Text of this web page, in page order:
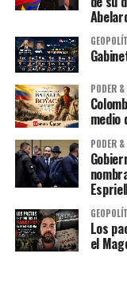
PODER &
medio
PODER &
Los
el